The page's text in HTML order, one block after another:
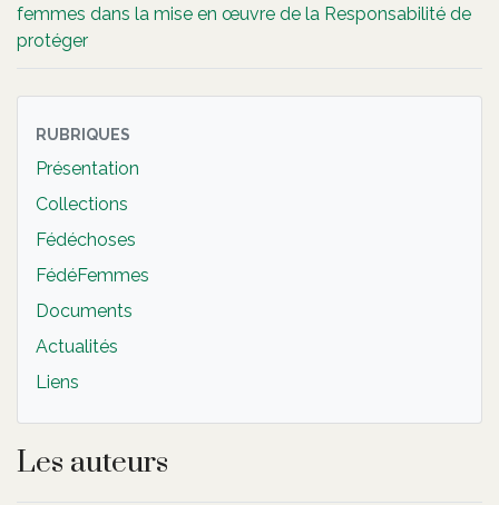
femmes dans la mise en œuvre de la Responsabilité de
protéger
RUBRIQUES
Présentation
Collections
Fédéchoses
FédéFemmes
Documents
Actualités
Liens
Les auteurs